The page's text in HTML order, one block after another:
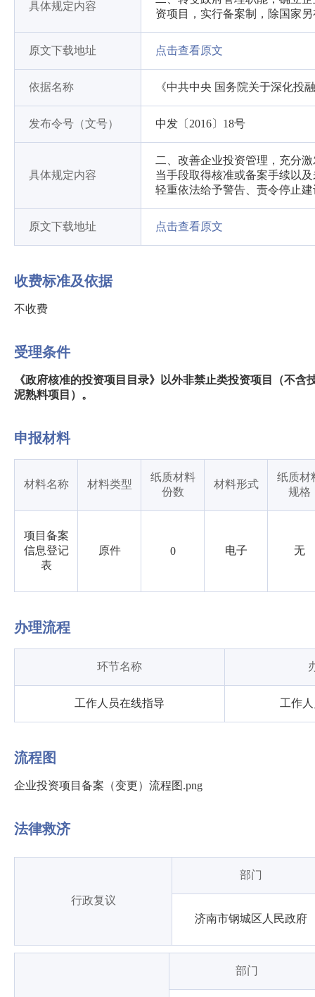
具体规定内容
资项目，实行备案制，除国家
原文下载地址 点击查看原文
依据名称 《中共中央 国务院关于深化投
发布令号（文号） 中发〔2016〕18号
具体规定内容
二、改善企业投资管理，充分
当手段取得核准或备案手续以
轻重依法给予警告、责令停止
原文下载地址 点击查看原文
收费标准及依据
不收费
受理条件
《政府核准的投资项目目录》以外非禁止类投资项目（不
泥熟料项目）。
申报材料
材料名称 材料类型
纸质材料
份数
材料形式
纸质材
规格
项目备案
信息登记
表
原件 0 电子 无
办理流程
环节名称
工作人员在线指导 工作
流程图
企业投资项目备案（变更）流程图.png
法律救济
行政复议
部门
济南市钢城区人民政府
部门